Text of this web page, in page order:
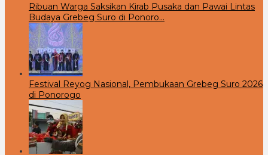
Ribuan Warga Saksikan Kirab Pusaka dan Pawai Lintas
Budaya Grebeg Suro di Ponoro…
Festival Reyog Nasional, Pembukaan Grebeg Suro 2026
di Ponorogo